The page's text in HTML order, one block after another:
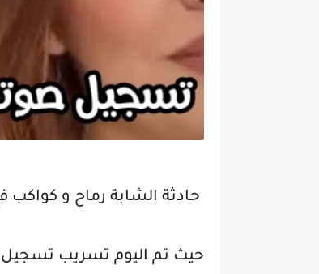
حادثة الشابة رماح و
حيث تم اليوم تسريب